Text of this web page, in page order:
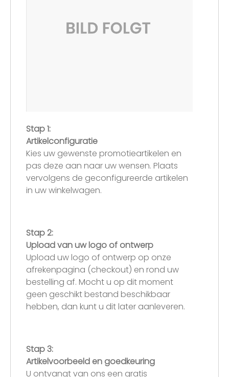
Stap 1:
Artikelconfiguratie
Kies uw gewenste promotieartikelen en
pas deze aan naar uw wensen. Plaats
vervolgens de geconfigureerde artikelen
in uw winkelwagen.
Stap 2:
Upload van uw logo of ontwerp
Upload uw logo of ontwerp op onze
afrekenpagina (checkout) en rond uw
bestelling af. Mocht u op dit moment
geen geschikt bestand beschikbaar
hebben, dan kunt u dit later aanleveren.
Stap 3:
Artikelvoorbeeld en goedkeuring
U ontvangt van ons een gratis